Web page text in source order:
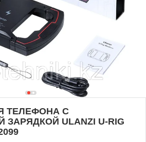
ТЕЛЕФОНА С
ULANZI U-RIG